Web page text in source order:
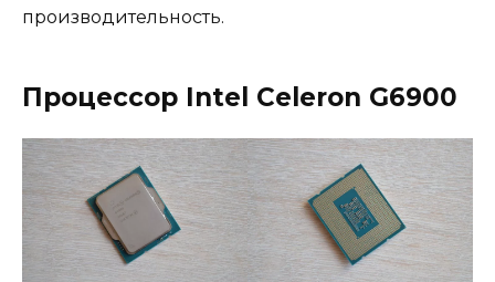
производительность.
Процессор Intel Celeron G6900